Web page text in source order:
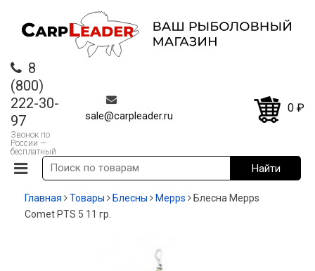
8
(800)
222-30-
97
Звонок по
России —
бесплатный
sale@carpleader.ru
0 ₽
Главная Товары Блесны Mepps
Блесна Mepps
Comet PTS 5 11 гр.